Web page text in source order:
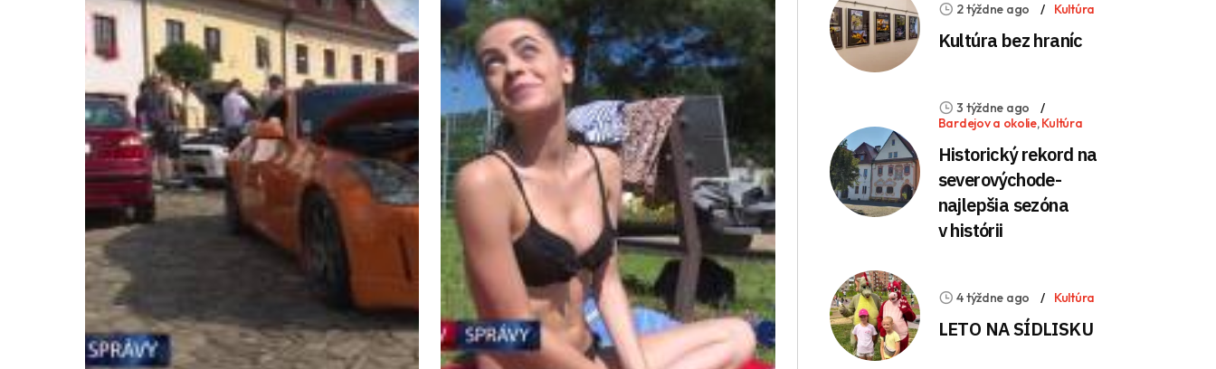
2 týždne ago Kultúra
Kultúra bez hraníc
3 týždne ago
Bardejov a okolie,Kultúra
Historický rekord na
severovýchode-
najlepšia sezóna
v histórii
4 týždne ago Kultúra
LETO NA SÍDLISKU